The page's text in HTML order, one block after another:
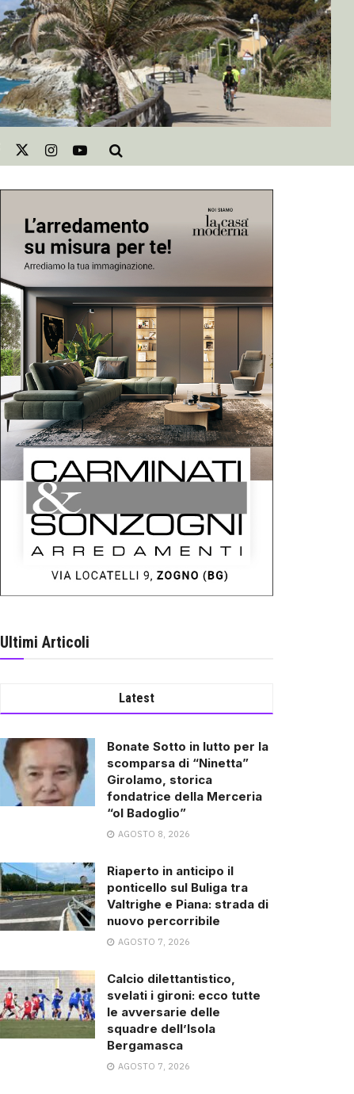
Ultimi Articoli
Latest
Bonate Sotto in lutto per la
scomparsa di “Ninetta”
Girolamo, storica
fondatrice della Merceria
“ol Badoglio”
AGOSTO 8, 2026
Riaperto in anticipo il
ponticello sul Buliga tra
Valtrighe e Piana: strada di
nuovo percorribile
AGOSTO 7, 2026
Calcio dilettantistico,
svelati i gironi: ecco tutte
le avversarie delle
squadre dell’Isola
Bergamasca
AGOSTO 7, 2026